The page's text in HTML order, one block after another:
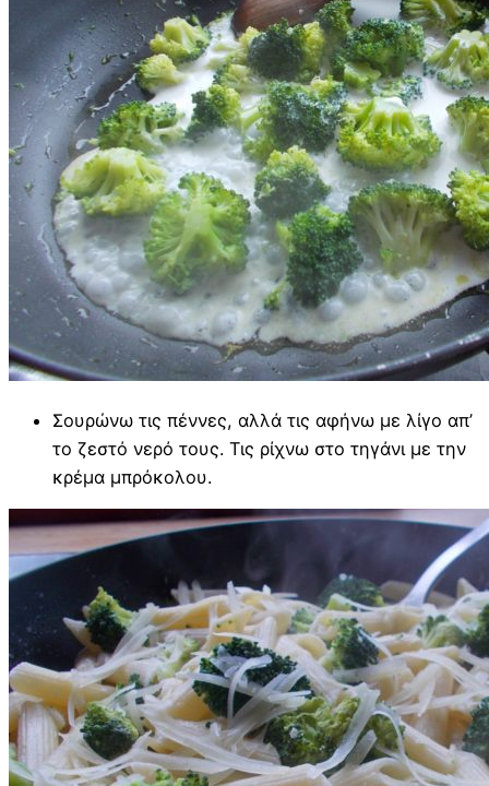
Σουρώνω τις πέννες, αλλά τις αφήνω με λίγο απ’
το ζεστό νερό τους. Τις ρίχνω στο τηγάνι με την
κρέμα μπρόκολου.